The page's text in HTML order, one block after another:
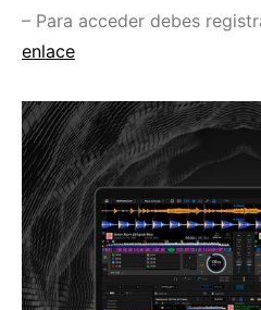
– Para acceder debes
enlace